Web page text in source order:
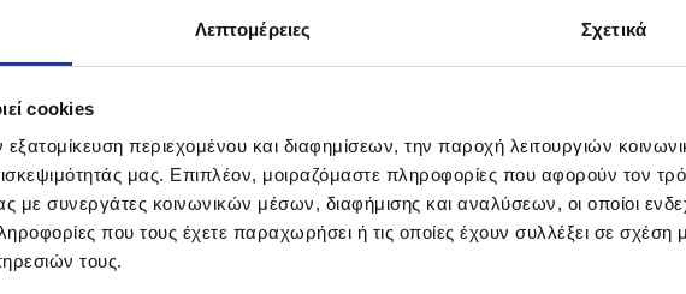
Λεπτομέρειες Σχετικά
cookies
περιεχομένου και διαφημίσεων, την παροχή λειτουργιών
μας. Επιπλέον, μοιραζόμαστε πληροφορίες που αφορούν τον
με συνεργάτες κοινωνικών μέσων, διαφήμισης και αναλύσεων, οι οποίοι
που τους έχετε παραχωρήσει ή τις οποίες έχουν συλλέξει σε σχέση
τους.